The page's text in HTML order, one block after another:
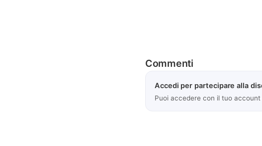
Commenti
Accedi per partecipare alla
Puoi accedere con il tuo